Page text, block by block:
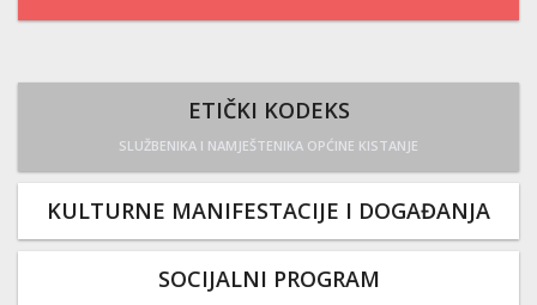
ETIČKI KODEKS
SLUŽBENIKA I NAMJEŠTENIKA OPĆINE KISTANJE
KULTURNE MANIFESTACIJE I DOGAĐANJA
SOCIJALNI PROGRAM